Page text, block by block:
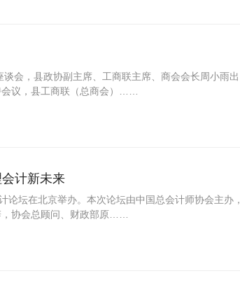
会，县政协副主席、工商联主席、商会会长周小雨出
会议，县工商联（总商会）……
计新未来
论坛在北京举办。本次论坛由中国总会计师协会主办，
，协会总顾问、财政部原……